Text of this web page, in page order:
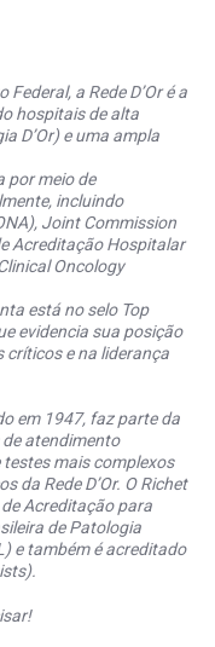
a Rede D’Or é a
hospitais de alta
D’Or) e uma ampla
por meio de
incluindo
Joint Commission
Acreditação Hospitalar
Oncology
está no selo Top
evidencia sua posição
críticos e na liderança
em 1947, faz parte da
de atendimento
mais complexos
da Rede D’Or. O Richet
Acreditação para
de Patologia
e também é acreditado